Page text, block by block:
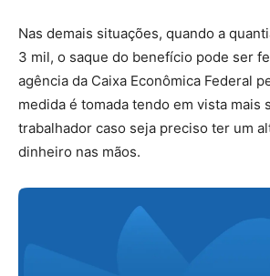
Nas demais situações, quando a
3 mil, o saque do benefício pode ser
agência da Caixa Econômica Federal
medida é tomada tendo em vista mais
trabalhador caso seja preciso ter um
dinheiro nas mãos.